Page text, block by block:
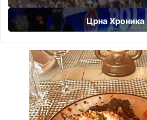
Црна Хроника